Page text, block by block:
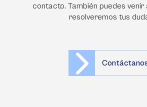
contacto. También puedes venir
resolveremos tus